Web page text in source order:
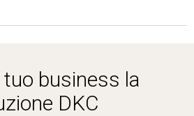
tuo business la
DKC